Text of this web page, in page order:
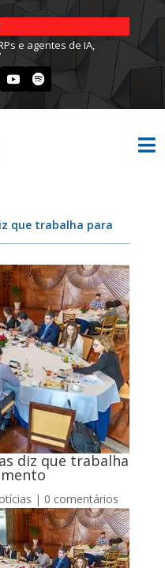
e agentes de IA,

que trabalha para
diz que trabalha
| 0 comentários